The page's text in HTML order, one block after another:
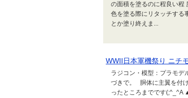
の面積を塗るのに程良い程
色を塗る際にリタッチする
とか塗り終えま...
WWII日本軍機祭り ニチ
ラジコン・模型：プラモ
づきで。 胴体に主翼を付
ったところまでです(;^_^A